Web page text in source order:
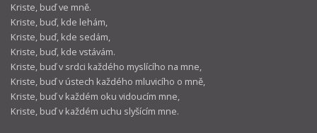
Kriste, buď ve mně.
Kriste, buď, kde lehám,
Kriste, buď, kde sedám,
Kriste, buď, kde vstávám.
Kriste, buď v srdci každého myslícího na mne,
Kriste, buď v ústech každého mluvicího o mně,
Kriste, buď v každém oku vidoucím mne,
Kriste, buď v každém uchu slyšícím mne.